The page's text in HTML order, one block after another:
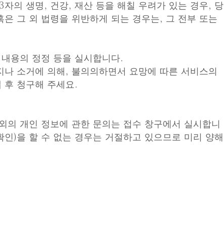
의 생명, 건강, 재산 등을 해칠 우려가 있는 경우, 당
그 외 법령을 위반하게 되는 경우는, 그 전부 또는
용의 정정 등을 실시합니다.
소거에 의해, 불의의하면서 요망에 따른 서비스의
청구해 주세요.
의 개인 정보에 관한 문의는 접수 창구에서 실시합니
)을 할 수 없는 경우는 거절하고 있으므로 미리 양해